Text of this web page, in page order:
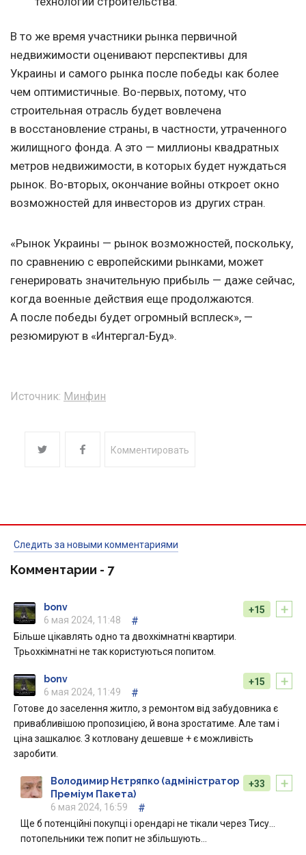
В то же время участники рынка первичной
недвижимости оценивают перспективы для
Украины и самого рынка после победы как более
чем оптимистичные. Во-первых, потому, что
строительная отрасль будет вовлечена
в восстановление страны, в частности, утраченного
жилищного фонда. А это — миллионы квадратных
метров недвижимости, в которых будет нуждаться
рынок. Во-вторых, окончание войны откроет окно
возможностей для инвесторов из других стран.
«Рынок Украины — рынок возможностей, поскольку,
по сравнению с европейскими рынками, может
генерировать значительную прибыль — даже сейчас,
когда военные действия еще продолжаются.
А после победы будет огромный всплеск», —
резюмируют в «Интергал-Буд».
Источник: Минфин
Комментировать
Следить за новыми комментариями
Комментарии - 7
+
+15
bonv
6 мая 2024, 11:48
#
Більше цікавлять одно та двохкімнатні квартири.
Трьохкімнатні не так користуються попитом.
+
+15
bonv
6 мая 2024, 11:49
#
Готове до заселення житло, з ремонтом від забудовника є
привабливішою пропозицією, й вона зростатиме. Але там і
ціна зашкалює. З котловану дешевше + є можливість
заробити.
+
+33
Володимир Нєтряпко (адміністратор
Преміум Пакета)
6 мая 2024, 16:59
#
Ще б потенційні покупці і орендарі не тікали через Тису…
потопельники теж попит не збільшують…